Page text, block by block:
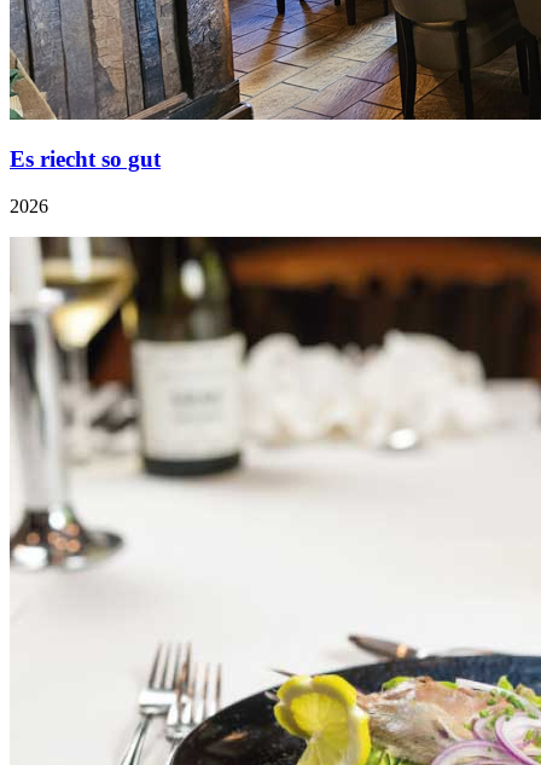
Es riecht so gut
2026